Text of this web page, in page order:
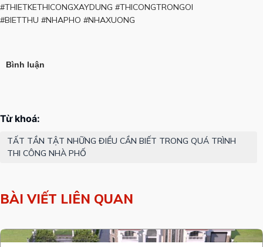
#THIETKETHICONGXAYDUNG #THICONGTRONGOI
#BIETTHU #NHAPHO #NHAXUONG
Bình luận
Tags
TẤT TẦN TẬT NHỮNG ĐIỀU CẦN BIẾT TRONG QUÁ TRÌNH
THI CÔNG NHÀ PHỐ
BÀI VIẾT LIÊN QUAN